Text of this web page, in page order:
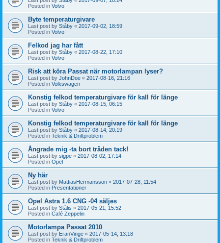
Posted in Volvo
Byte temperaturgivare
Last post by Ståby « 2017-09-02, 18:59
Posted in Volvo
Felkod jag har fått
Last post by Ståby « 2017-08-22, 17:10
Posted in Volvo
Risk att köra Passat när motorlampan lyser?
Last post by JohnDoe « 2017-08-16, 21:16
Posted in Volkswagen
Konstig felkod temperaturgivare för kall för länge
Last post by Ståby « 2017-08-15, 06:15
Posted in Volvo
Konstig felkod temperaturgivare för kall för länge
Last post by Ståby « 2017-08-14, 20:19
Posted in Teknik & Driftproblem
Ångrade mig -ta bort tråden tack!
Last post by sigpe « 2017-08-02, 17:14
Posted in Opel
Ny här
Last post by MattiasHermansson « 2017-07-28, 11:54
Posted in Presentationer
Opel Astra 1.6 CNG -04 säljes
Last post by Stålis « 2017-05-21, 15:52
Posted in Café Zeppelin
Motorlampa Passat 2010
Last post by EranVinge « 2017-05-14, 13:18
Posted in Teknik & Driftproblem